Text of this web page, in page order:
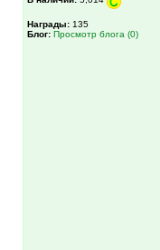
Награды: 135
Блог: Просмотр блога (0)